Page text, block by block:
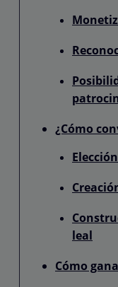
¿Cómo
leal
Cómo